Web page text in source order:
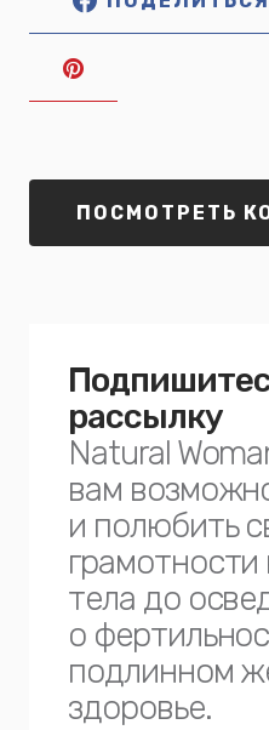
ПОСМОТРЕТЬ
рассылку
Natural
вам
и полюбить
тела до
о
подлинном
здоровье.